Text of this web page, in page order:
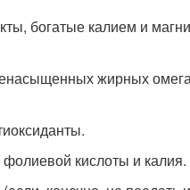
богатые калием и
жирных
кислоты и калия.